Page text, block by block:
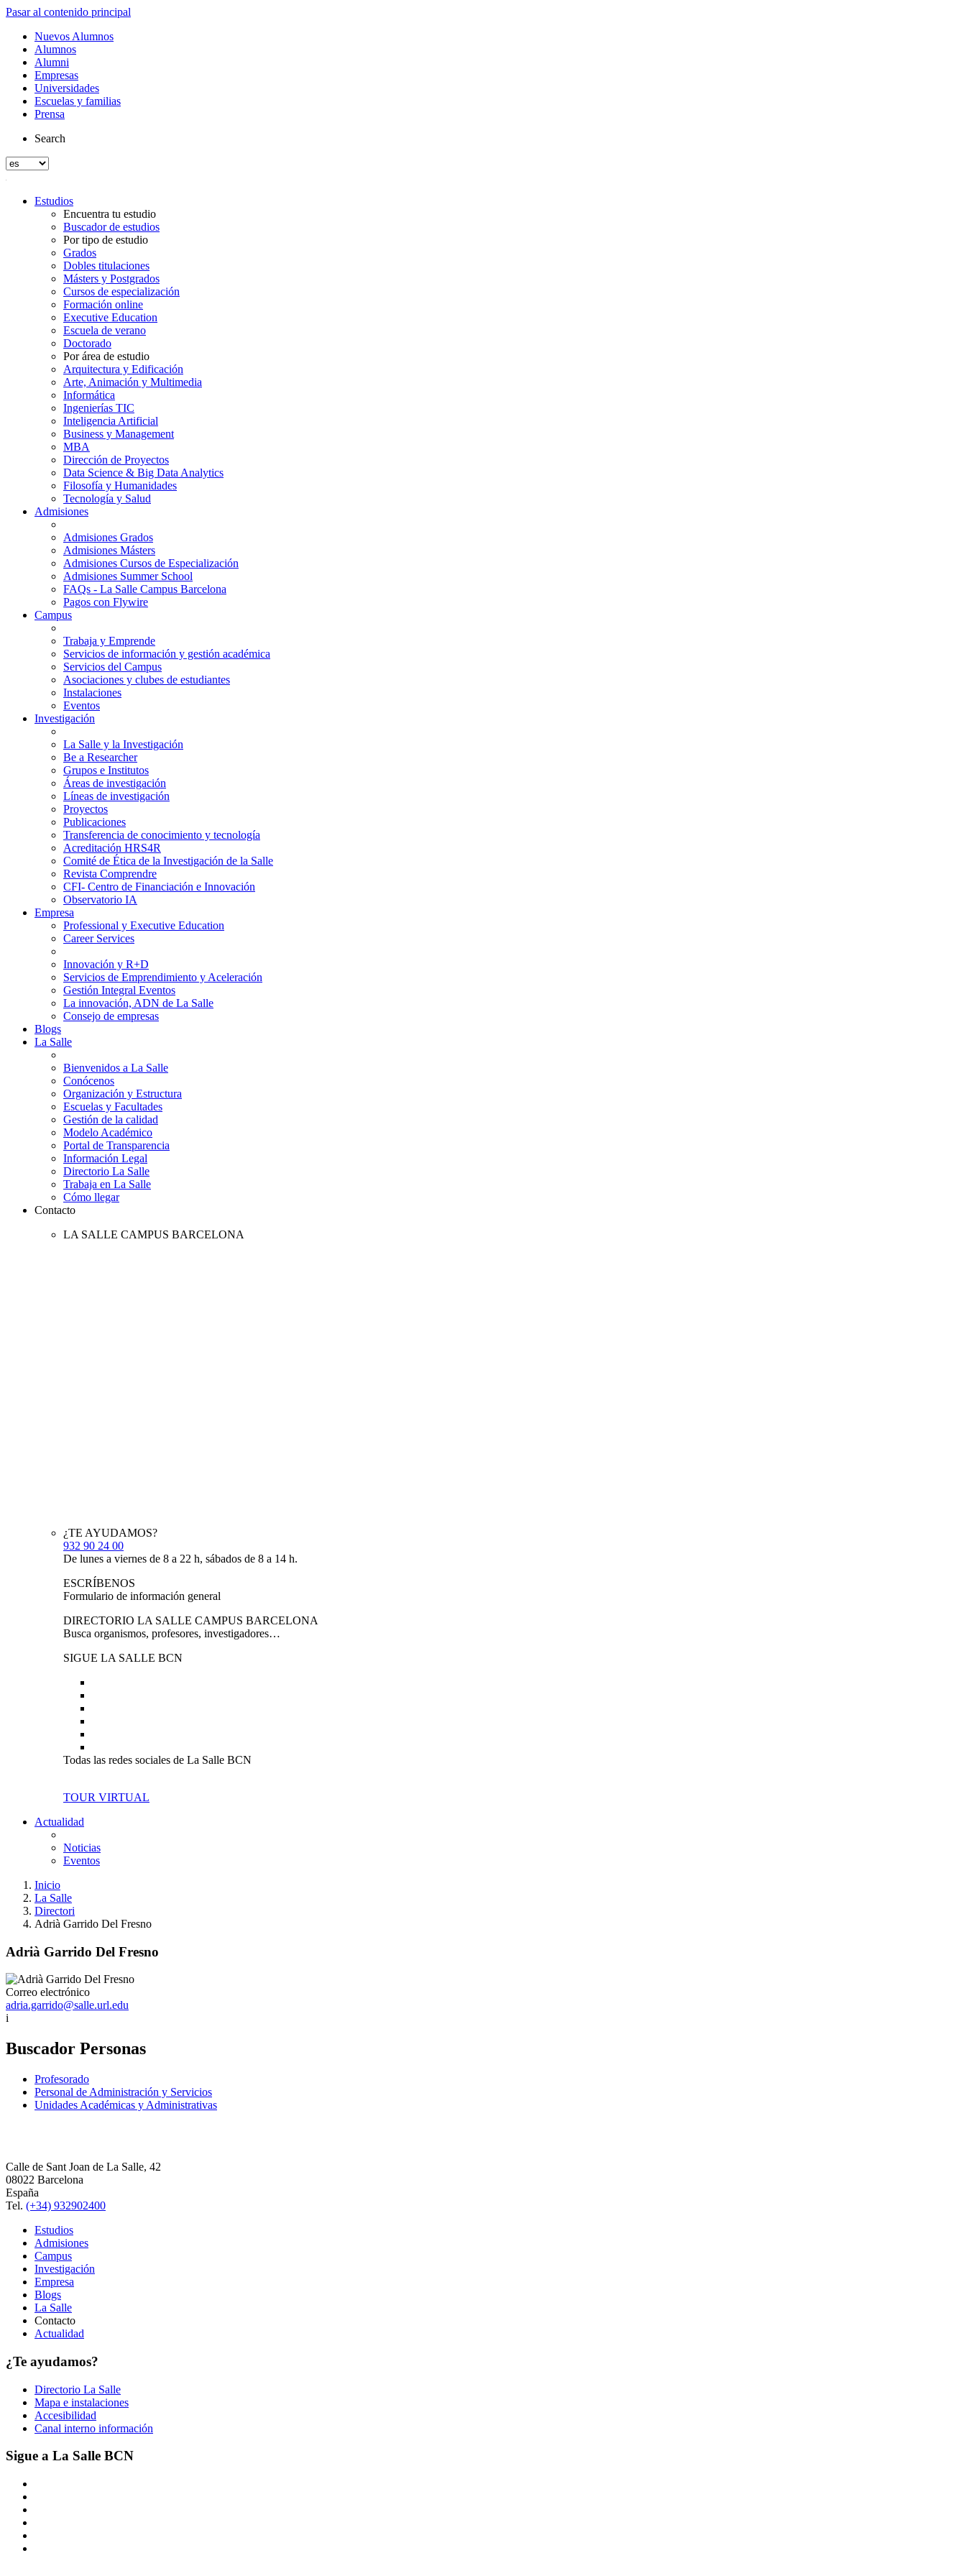
Pasar al contenido principal
Nuevos Alumnos
Alumnos
Alumni
Empresas
Universidades
Escuelas y familias
Prensa
Search
Estudios
Encuentra tu estudio
Buscador de estudios
Por tipo de estudio
Grados
Dobles titulaciones
Másters y Postgrados
Cursos de especialización
Formación online
Executive Education
Escuela de verano
Doctorado
Por área de estudio
Arquitectura y Edificación
Arte, Animación y Multimedia
Informática
Ingenierías TIC
Inteligencia Artificial
Business y Management
MBA
Dirección de Proyectos
Data Science & Big Data Analytics
Filosofía y Humanidades
Tecnología y Salud
Admisiones
Admisiones Grados
Admisiones Másters
Admisiones Cursos de Especialización
Admisiones Summer School
FAQs - La Salle Campus Barcelona
Pagos con Flywire
Campus
Trabaja y Emprende
Servicios de información y gestión académica
Servicios del Campus
Asociaciones y clubes de estudiantes
Instalaciones
Eventos
Investigación
La Salle y la Investigación
Be a Researcher
Grupos e Institutos
Áreas de investigación
Líneas de investigación
Proyectos
Publicaciones
Transferencia de conocimiento y tecnología
Acreditación HRS4R
Comité de Ética de la Investigación de la Salle
Revista Comprendre
CFI- Centro de Financiación e Innovación
Observatorio IA
Empresa
Professional y Executive Education
Career Services
Innovación y R+D
Servicios de Emprendimiento y Aceleración
Gestión Integral Eventos
La innovación, ADN de La Salle
Consejo de empresas
Blogs
La Salle
Bienvenidos a La Salle
Conócenos
Organización y Estructura
Escuelas y Facultades
Gestión de la calidad
Modelo Académico
Portal de Transparencia
Información Legal
Directorio La Salle
Trabaja en La Salle
Cómo llegar
Contacto
LA SALLE CAMPUS BARCELONA
¿TE AYUDAMOS?
932 90 24 00
De lunes a viernes de 8 a 22 h, sábados de 8 a 14 h.
ESCRÍBENOS
Formulario de información general
DIRECTORIO LA SALLE CAMPUS BARCELONA
Busca organismos, profesores, investigadores…
SIGUE LA SALLE BCN
Todas las redes sociales de La Salle BCN
TOUR VIRTUAL
Actualidad
Noticias
Eventos
Inicio
La Salle
Directori
Adrià Garrido Del Fresno
Adrià Garrido Del Fresno
Correo electrónico
adria.garrido@salle.url.edu
i
Buscador Personas
Profesorado
Personal de Administración y Servicios
Unidades Académicas y Administrativas
Calle de Sant Joan de La Salle, 42
08022 Barcelona
España
Tel. (+34) 932902400
Estudios
Admisiones
Campus
Investigación
Empresa
Blogs
La Salle
Contacto
Actualidad
¿Te ayudamos?
Directorio La Salle
Mapa e instalaciones
Accesibilidad
Canal interno información
Sigue a La Salle BCN